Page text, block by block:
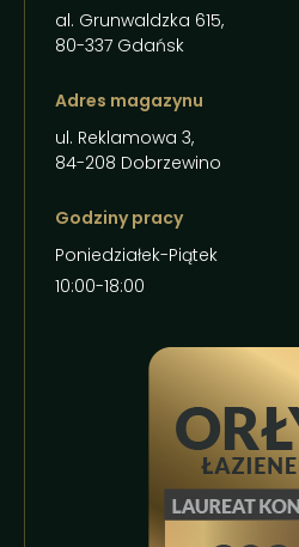
al. Grunwaldzka 615,
80-337 Gdańsk
Adres magazynu
ul. Reklamowa 3,
84-208 Dobrzewino
Godziny pracy
Poniedziałek-Piątek
10:00-18:00